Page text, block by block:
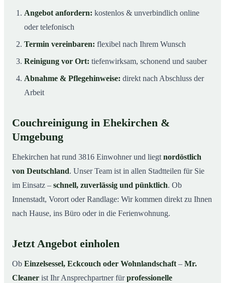
Angebot anfordern: kostenlos & unverbindlich online
oder telefonisch
Termin vereinbaren: flexibel nach Ihrem Wunsch
Reinigung vor Ort: tiefenwirksam, schonend und sauber
Abnahme & Pflegehinweise: direkt nach Abschluss der
Arbeit
Couchreinigung in Ehekirchen &
Umgebung
Ehekirchen hat rund 3816 Einwohner und liegt nordöstlich
von Deutschland. Unser Team ist in allen Stadtteilen für Sie
im Einsatz – schnell, zuverlässig und pünktlich. Ob
Innenstadt, Vorort oder Randlage: Wir kommen direkt zu Ihnen
nach Hause, ins Büro oder in die Ferienwohnung.
Jetzt Angebot einholen
Ob Einzelsessel, Eckcouch oder Wohnlandschaft – Mr.
Cleaner ist Ihr Ansprechpartner fürprofessionelle